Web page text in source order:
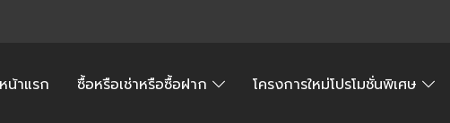
หน้าแรก ซื้อหรือเช่าหรือซื้อฝาก โครงการใหม่โปรโมชั่นพิเศษ